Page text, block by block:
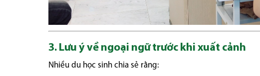
3. Lưu ý về ngoại ngữ trước khi xuất cảnh
Nhiều du học sinh chia sẻ rằng: